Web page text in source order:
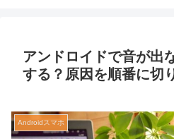
アンドロイドで音が出
する？原因を順番に切
Androidスマホ